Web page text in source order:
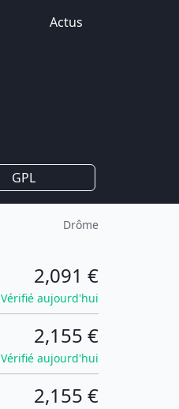
Actus
GPL
Drôme
2,091 €
Vérifié aujourd'hui
2,155 €
Vérifié aujourd'hui
2,155 €